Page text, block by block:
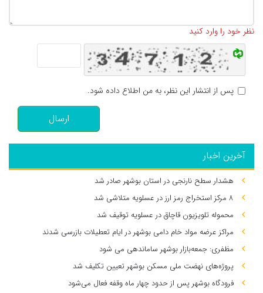
نظر خود را وارد کنید
پس از انتشار این نظر، به من اطلاع داده شود.
ارسال
آخرین اخبار
هشدار سطح نارنجی در استان بوشهر صادر شد
۸ مرکز استخراج رمز ارز در عسلویه متلاشی شد
محموله تلویزیون قاچاق در عسلویه توقیف شد
مراکز عرضه مواد خام دامی بوشهر در ایام تعطیلات بازرسی شدند
مظفری: جمعه‌بازار بوشهر ساماندهی می‌ شود
پروژه‌های نهضت ملی مسکن بوشهر تعیین تکلیف شد
فرودگاه بوشهر پس از حدود چهار ماه وقفه فعال می‌شود